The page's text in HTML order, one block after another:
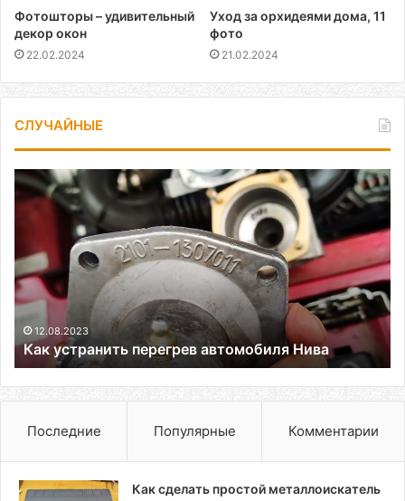
Фотошторы – удивительный
декор окон
22.02.2024
Уход за орхидеями дома, 11
фото
21.02.2024
СЛУЧАЙНЫЕ
Как
устранить
автомобиля
Нива
12.08.2023
Как устранить перегрев автомобиля Нива
Последние Популярные Комментарии
Как сделать простой металлоискатель